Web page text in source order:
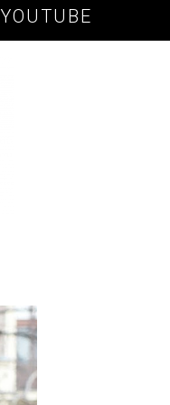
YOUTUBE